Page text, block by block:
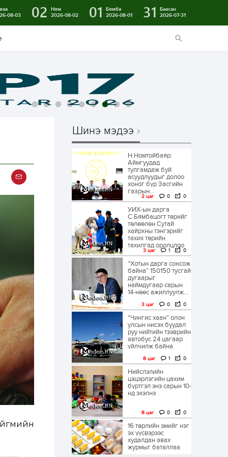
08-03
02
Ням
2026-08-02
01
Бямба
2026-08-01
31
Баасан
2026-07-31
Шинэ мэдээ
Н.Номтойбаяр:
Аймгуудад
тулгамдаж буй
асуудлуудыг долоо
хоног бүр Засгийн
газрын...
2 цаг 0 0
УИХ-ын дарга
С.Бямбацогт төрийг
төлөөлөн Сутай
хайрхны тэнгэрийг
тахих төрийн
тахилгад оролцлоо
3 цаг 1 0
“Хотын дарга сонсож
байна” 150150 тусгай
дугаарыг
наймдугаар сарын
14-нөөс ажиллуулж...
3 цаг 0 0
“Чингис хаан” олон
улсын нисэх буудал
руу нийтийн тээврийн
автобус 24 цагаар
үйлчилж байна
8 цаг 1 0
Нийслэлийн
цэцэрлэгийн цахим
бүртгэл энэ сарын 10-
нд эхэлнэ
8 цаг 0 0
16 төрлийн эмийг нэг
эх үүсвэрээс
худалдан авах
журмыг баталлаа